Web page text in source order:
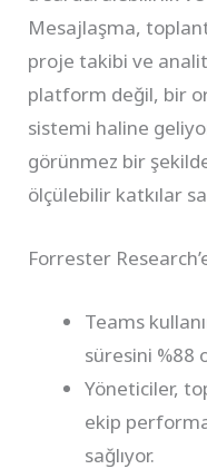
Mesajlaşma,
proje takibi ve
platform değil, bir
sistemi haline
görünmez bir
ölçülebilir katkılar
Forrester
Teams
süresini %88
Yöneticiler,
ekip
sağlıyor.